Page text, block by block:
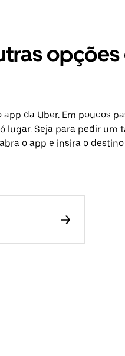
opções
da Uber. Em poucos
lugar. Seja para pedir um
o app e insira o